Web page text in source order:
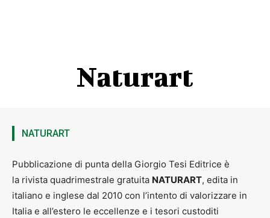
Naturart
NATURART
Pubblicazione di punta della Giorgio Tesi Editrice è
la rivista quadrimestrale gratuita NATURART, edita in
italiano e inglese dal 2010 con l’intento di valorizzare in
Italia e all’estero le eccellenze e i tesori custoditi